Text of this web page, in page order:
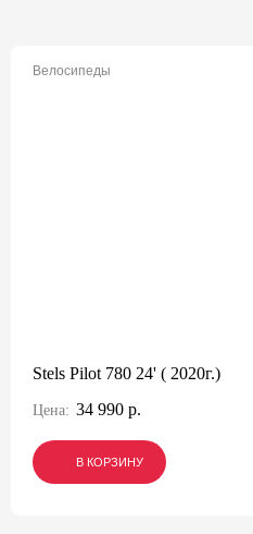
Велосипеды
Stels Pilot 780 24' ( 2020г.)
Цена: 34 990 р.
В КОРЗИНУ
В КОРЗИНУ
В КОРЗИНУ